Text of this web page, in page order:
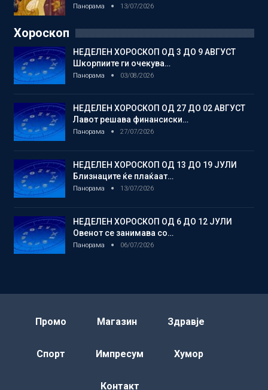
Панорама 13/07/2026
Хороскоп
НЕДЕЛЕН ХОРОСКОП ОД 3 ДО 9 АВГУСТ
Шкорпиите ги очекува…
Панорама 03/08/2026
НЕДЕЛЕН ХОРОСКОП ОД 27 ДО 02 АВГУСТ
Лавот решава финансиски…
Панорама 27/07/2026
НЕДЕЛЕН ХОРОСКОП ОД 13 ДО 19 ЈУЛИ
Близнаците ќе плаќаат…
Панорама 13/07/2026
НЕДЕЛЕН ХОРОСКОП ОД 6 ДО 12 ЈУЛИ
Овенот се занимава со…
Панорама 06/07/2026
Промо Магазин Здравје
Спорт Импресум Хумор
Контакт